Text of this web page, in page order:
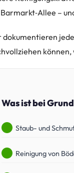
–
dokumentieren
Was ist bei
Staub- und
Reinigung von